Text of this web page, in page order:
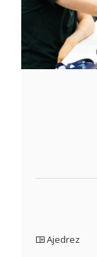
Ajedrez